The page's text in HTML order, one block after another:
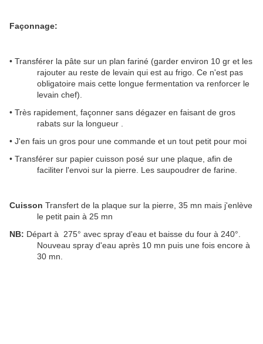
Façonnage:
• Transférer la pâte sur un plan fariné (garder environ 10 gr et les
rajouter au reste de levain qui est au frigo. Ce n'est pas
obligatoire mais cette longue fermentation va renforcer le
levain chef).
• Très rapidement, façonner sans dégazer en faisant de gros
rabats sur la longueur .
• J'en fais un gros pour une commande et un tout petit pour moi
• Transférer sur papier cuisson posé sur une plaque, afin de
faciliter l'envoi sur la pierre. Les saupoudrer de farine.
Cuisson Transfert de la plaque sur la pierre, 35 mn mais j'enlève
le petit pain à 25 mn
NB: Départ à 275° avec spray d'eau et baisse du four à 240°.
Nouveau spray d'eau après 10 mn puis une fois encore à
30 mn.